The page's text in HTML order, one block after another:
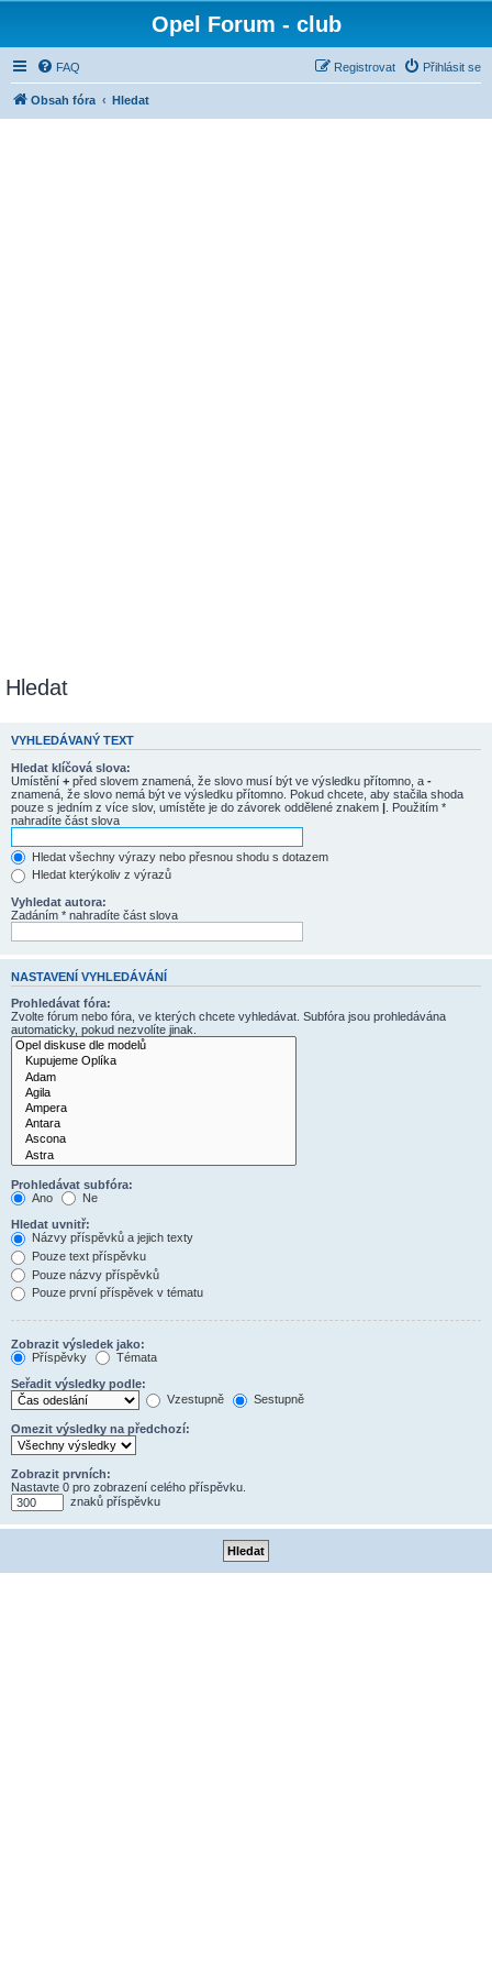
Opel Forum - club
FAQ Přihlásit se
Registrovat
Obsah fóra Hledat
Hledat
VYHLEDÁVANÝ TEXT
Hledat klíčová slova:
Umístění + před slovem znamená, že slovo musí být ve výsledku přítomno, a -
znamená, že slovo nemá být ve výsledku přítomno. Pokud chcete, aby stačila shoda
pouze s jedním z více slov, umístěte je do závorek oddělené znakem | . Použitím *
nahradíte část slova
Hledat všechny výrazy nebo přesnou shodu s dotazem
Hledat kterýkoliv z výrazů
Vyhledat autora:
Zadáním * nahradíte část slova
NASTAVENÍ VYHLEDÁVÁNÍ
Prohledávat fóra:
Zvolte fórum nebo fóra, ve kterých chcete vyhledávat. Subfóra jsou prohledávána
automaticky, pokud nezvolíte jinak.
Prohledávat subfóra:
Ano
Ne
Hledat uvnitř:
Názvy příspěvků a jejich texty
Pouze text příspěvku
Pouze názvy příspěvků
Pouze první příspěvek v tématu
Zobrazit výsledek jako:
Příspěvky
Témata
Seřadit výsledky podle:
Vzestupně
Sestupně
Omezit výsledky na předchozí:
Zobrazit prvních:
Nastavte 0 pro zobrazení celého příspěvku.
znaků příspěvku